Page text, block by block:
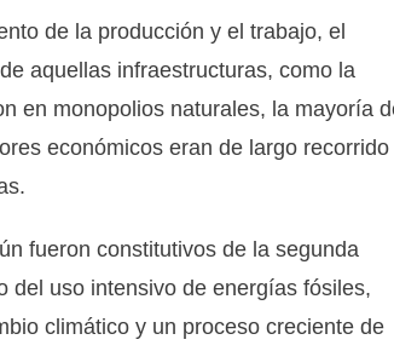
de la producción y el trabajo, el
aquellas infraestructuras, como la
en monopolios naturales, la mayoría
económicos eran de largo recorrido
fueron constitutivos de la segunda
del uso intensivo de energías fósiles,
climático y un proceso creciente de